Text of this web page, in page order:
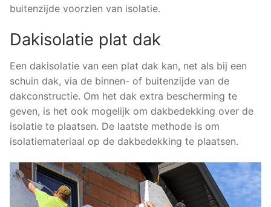
buitenzijde voorzien van isolatie.
Dakisolatie plat dak
Een dakisolatie van een plat dak kan, net als bij een
schuin dak, via de binnen- of buitenzijde van de
dakconstructie. Om het dak extra bescherming te
geven, is het ook mogelijk om dakbedekking over de
isolatie te plaatsen. De laatste methode is om
isolatiemateriaal op de dakbedekking te plaatsen.